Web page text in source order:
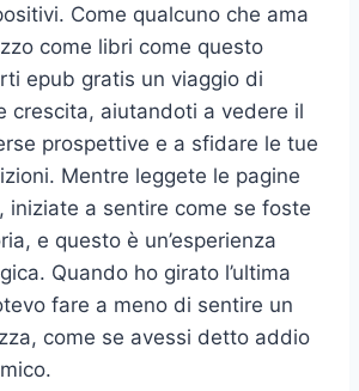
Come qualcuno che ama
come libri come questo
epub gratis un viaggio di
crescita, aiutandoti a vedere il
prospettive e a sfidare le tue
Mentre leggete le pagine
iniziate a sentire come se foste
e questo è un’esperienza
Quando ho girato l’ultima
fare a meno di sentire un
come se avessi detto addio